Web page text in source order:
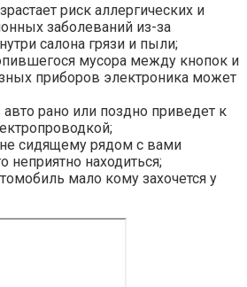
риск аллергических и
заболеваний из-за
салона грязи и пыли;
мусора между кнопок и
приборов электроника может
рано или поздно приведет к
сидящему рядом с вами
неприятно находиться;
мало кому захочется у